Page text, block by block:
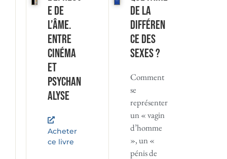
e de
l’âme.
Entre
cinéma
et
psychan
alyse
Acheter
ce livre
de la
différen
ce des
sexes ?
Comment
se
représenter
un « vagin
d’homme
», un «
pénis de